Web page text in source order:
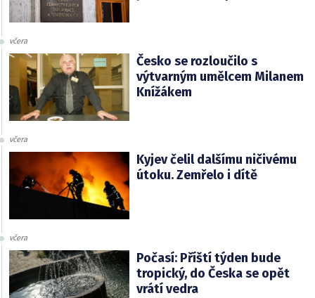
včera
Česko se rozloučilo s
výtvarným umělcem Milanem
Knížákem
včera
Kyjev čelil dalšímu ničivému
útoku. Zemřelo i dítě
včera
Počasí: Příští týden bude
tropický, do Česka se opět
vrátí vedra